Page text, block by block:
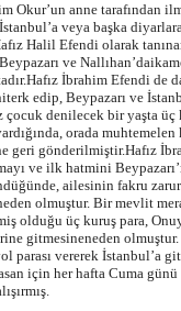
Okur’un anne tarafından
veya başka
Halil Efendi olarak
ve Nallıhan’da
Hafız İbrahim Efendi de
terk edip, Beypazarı ve
çocuk denilecek bir yaşta
orada muhtemelen
geri gönderilmiştir.Hafız
ve ilk hatmini
ailesinin fakru
olmuştur. Bir mevlit
olduğu üç kuruş para, Onu
gitmesineneden olmuştur.
parası vererek İstanbul’a
için her hafta Cuma